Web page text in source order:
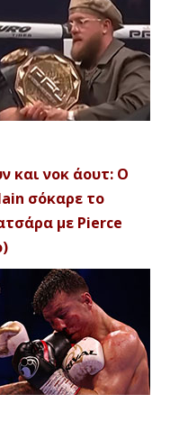
και νοκ άουτ: Ο
σόκαρε το
με Pierce